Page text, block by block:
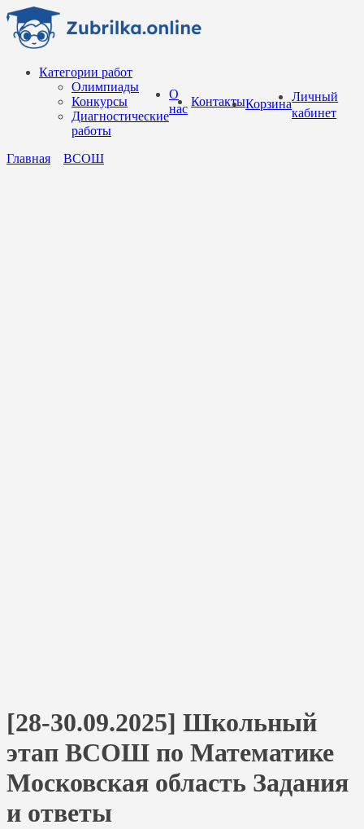
Перейти
содержанию
Категории работ
Олимпиады
Конкурсы
Диагностические
работы
О
нас
КонтактыКорзина
Личный
кабинет
Главная ВСОШ
[28-30.09.2025] Школьный
этап ВСОШ по Математике
Московская область Задания
и ответы